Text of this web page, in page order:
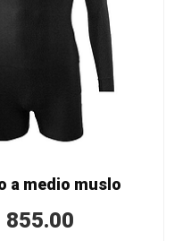
a medio muslo
855.00